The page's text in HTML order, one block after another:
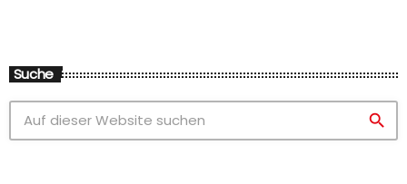
Suche
search